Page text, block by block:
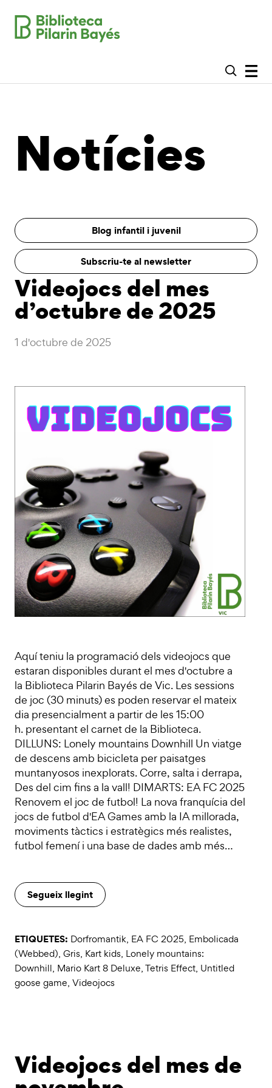
Notícies
Blog infantil i juvenil
Subscriu-te al newsletter
Videojocs del mes
d’octubre de 2025
1 d'octubre de 2025
Aquí teniu la programació dels videojocs que
estaran disponibles durant el mes d'octubre a
la Biblioteca Pilarin Bayés de Vic. Les sessions
de joc (30 minuts) es poden reservar el mateix
dia presencialment a partir de les 15:00
h. presentant el carnet de la Biblioteca.
DILLUNS: Lonely mountains Downhill Un viatge
de descens amb bicicleta per paisatges
muntanyosos inexplorats. Corre, salta i derrapa,
Des del cim fins a la vall! DIMARTS: EA FC 2025
Renovem el joc de futbol! La nova franquícia del
jocs de futbol d'EA Games amb la IA millorada,
moviments tàctics i estratègics més realistes,
futbol femení i una base de dades amb més…
Segueix llegint
ETIQUETES: Dorfromantik, EA FC 2025, Embolicada
(Webbed), Gris, Kart kids, Lonely mountains:
Downhill, Mario Kart 8 Deluxe,Tetris Effect, Untitled
goose game, Videojocs
Videojocs del mes de